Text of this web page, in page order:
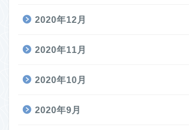
2020年12月
2020年11月
2020年10月
2020年9月